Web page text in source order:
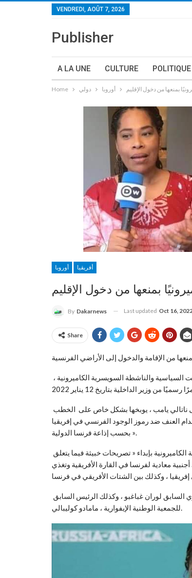
VENDREDI, AOÛT 7, 2026
Publisher
A LA UNE CULTURE POLITIQUE
Home دولي أوروبا
أوروبا أفريقيا
By Dakarnews Last updated Oct 16,
Share
العنف ضد رموز الوجود الفرنسي في إفريقيا
« بحسب إذاعة فرنسا الدولية.
معادية لفرنسا في القارة الأفريقية وتغذي
للجمعية الوطنية الإيفوارية ، مامادو كوليبالي.